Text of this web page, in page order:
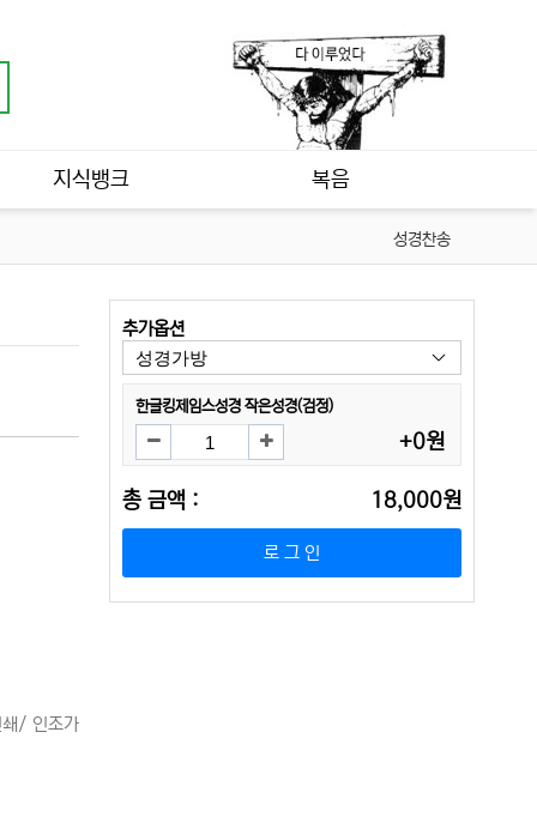
지식뱅크 복음
성경찬송
/ 인조가
추가옵션
한글킹제임스성경 작은성경(검정)
+0원
총 금액 : 18,000원
로 그 인